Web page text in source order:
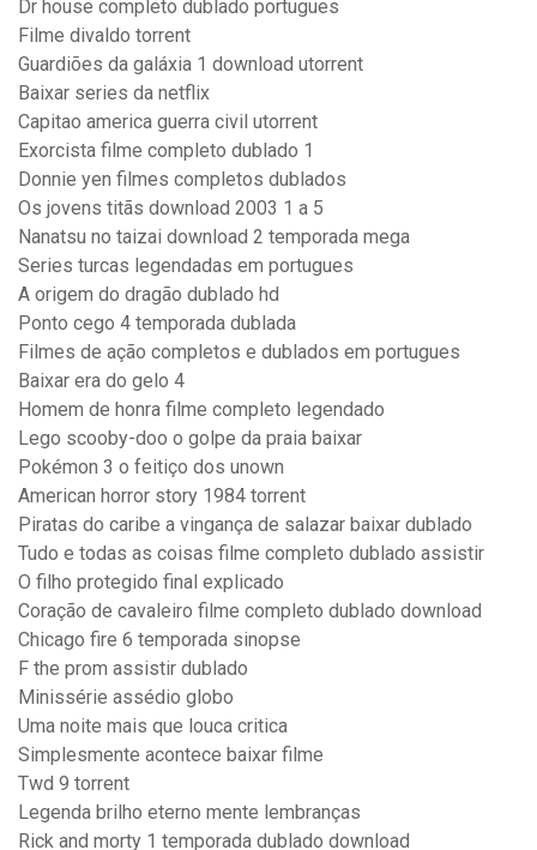
Dr house completo dublado portugues
Filme divaldo torrent
Guardiões da galáxia 1 download utorrent
Baixar series da netflix
Capitao america guerra civil utorrent
Exorcista filme completo dublado 1
Donnie yen filmes completos dublados
Os jovens titãs download 2003 1 a 5
Nanatsu no taizai download 2 temporada mega
Series turcas legendadas em portugues
A origem do dragão dublado hd
Ponto cego 4 temporada dublada
Filmes de ação completos e dublados em portugues
Baixar era do gelo 4
Homem de honra filme completo legendado
Lego scooby-doo o golpe da praia baixar
Pokémon 3 o feitiço dos unown
American horror story 1984 torrent
Piratas do caribe a vingança de salazar baixar dublado
Tudo e todas as coisas filme completo dublado assistir
O filho protegido final explicado
Coração de cavaleiro filme completo dublado download
Chicago fire 6 temporada sinopse
F the prom assistir dublado
Minissérie assédio globo
Uma noite mais que louca critica
Simplesmente acontece baixar filme
Twd 9 torrent
Legenda brilho eterno mente lembranças
Rick and morty 1 temporada dublado download